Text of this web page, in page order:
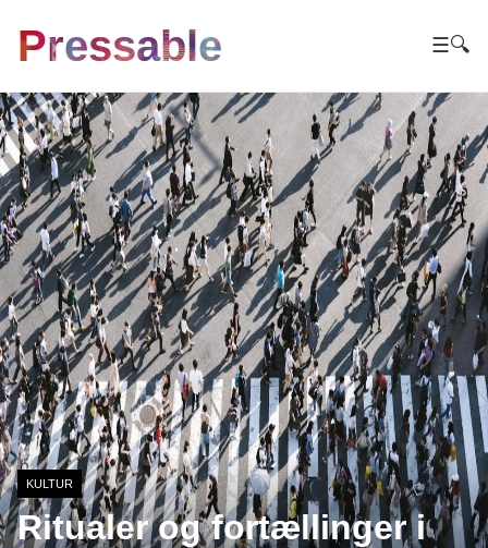
Pressable ☰🔍
KULTUR
Ritualer og fortællinger i